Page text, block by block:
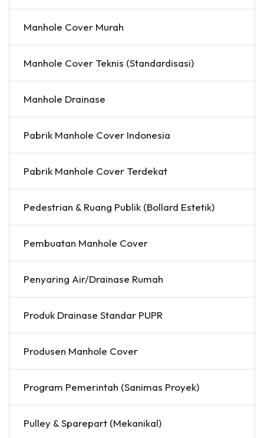
Manhole Cover Murah
Manhole Cover Teknis (Standardisasi)
Manhole Drainase
Pabrik Manhole Cover Indonesia
Pabrik Manhole Cover Terdekat
Pedestrian & Ruang Publik (Bollard Estetik)
Pembuatan Manhole Cover
Penyaring Air/Drainase Rumah
Produk Drainase Standar PUPR
Produsen Manhole Cover
Program Pemerintah (Sanimas Proyek)
Pulley & Sparepart (Mekanikal)